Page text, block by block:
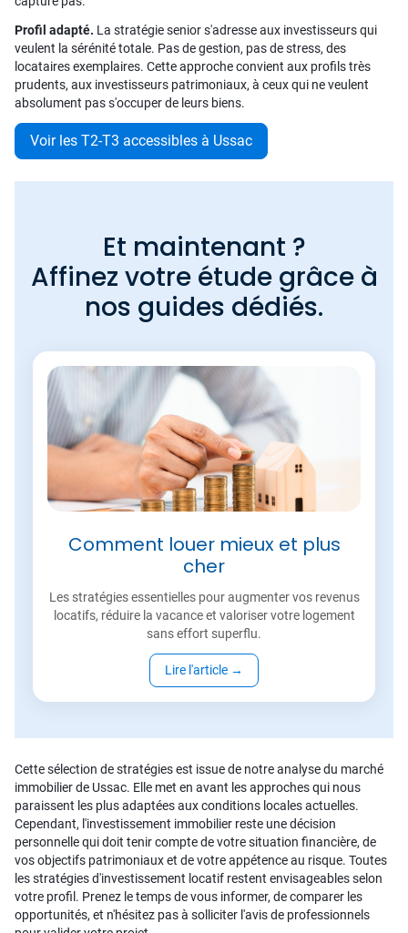
Profil adapté. La stratégie senior s'adresse aux investisseurs qui
veulent la sérénité totale. Pas de gestion, pas de stress, des
locataires exemplaires. Cette approche convient aux profils très
prudents, aux investisseurs patrimoniaux, à ceux qui ne veulent
absolument pas s'occuper de leurs biens.
Voir les T2-T3 accessibles à Ussac
Et maintenant ?
Affinez votre étude grâce à
nos guides dédiés.
Comment louer mieux et plus
cher
Les stratégies essentielles pour augmenter vos revenus
locatifs, réduire la vacance et valoriser votre logement
sans effort superflu.
Lire l'article →
Cette sélection de stratégies est issue de notre analyse du marché
immobilier de Ussac. Elle met en avant les approches qui nous
paraissent les plus adaptées aux conditions locales actuelles.
Cependant, l'investissement immobilier reste une décision
personnelle qui doit tenir compte de votre situation financière, de
vos objectifs patrimoniaux et de votre appétence au risque. Toutes
les stratégies d'investissement locatif restent envisageables selon
votre profil. Prenez le temps de vous informer, de comparer les
opportunités, et n'hésitez pas à solliciter l'avis de professionnels